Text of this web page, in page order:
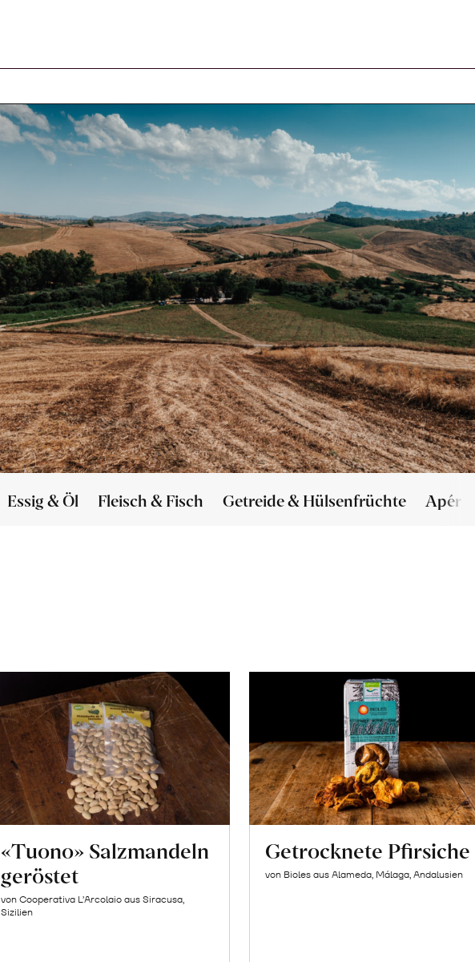
Essig & Öl Fleisch & Fisch Getreide & Hülsenfrüchte Apéro
«Tuono» Salzmandeln
geröstet
von Cooperativa L’Arcolaio aus Siracusa,
Sizilien
Getrocknete Pfirsiche
von Bioles aus Alameda, Málaga, Andalusien